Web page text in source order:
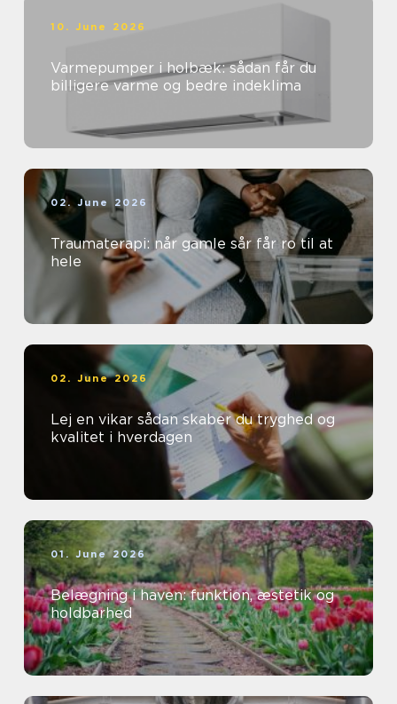
10. June 2026
Varmepumper i holbæk: sådan får du
billigere varme og bedre indeklima
02. June 2026
Traumaterapi: når gamle sår får ro til at
hele
02. June 2026
Lej en vikar sådan skaber du tryghed og
kvalitet i hverdagen
01. June 2026
Belægning i haven: funktion, æstetik og
holdbarhed